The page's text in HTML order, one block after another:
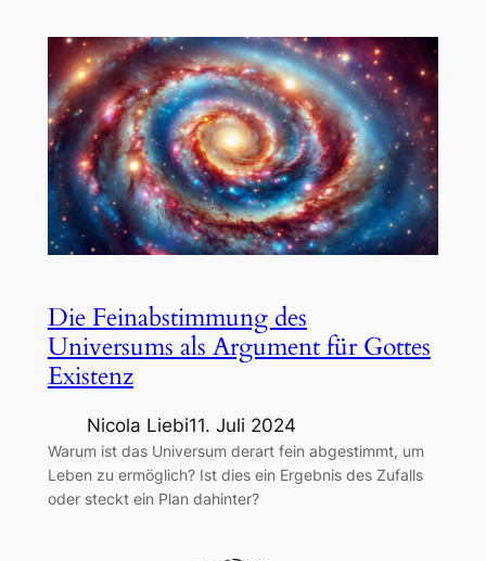
Die Feinabstimmung des
Universums als Argument für Gottes
Existenz
Nicola Liebi11. Juli 2024
Warum ist das Universum derart fein abgestimmt, um
Leben zu ermöglich? Ist dies ein Ergebnis des Zufalls
oder steckt ein Plan dahinter?